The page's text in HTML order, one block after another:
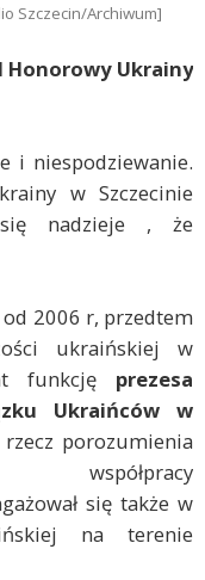
Szczecin/Archiwum]
Honorowy Ukrainy
i niespodziewanie.
w Szczecinie
nadzieje , że
2006 r, przedtem
ukraińskiej w
funkcję prezesa
Ukraińców w
porozumienia
współpracy
się także w
na terenie